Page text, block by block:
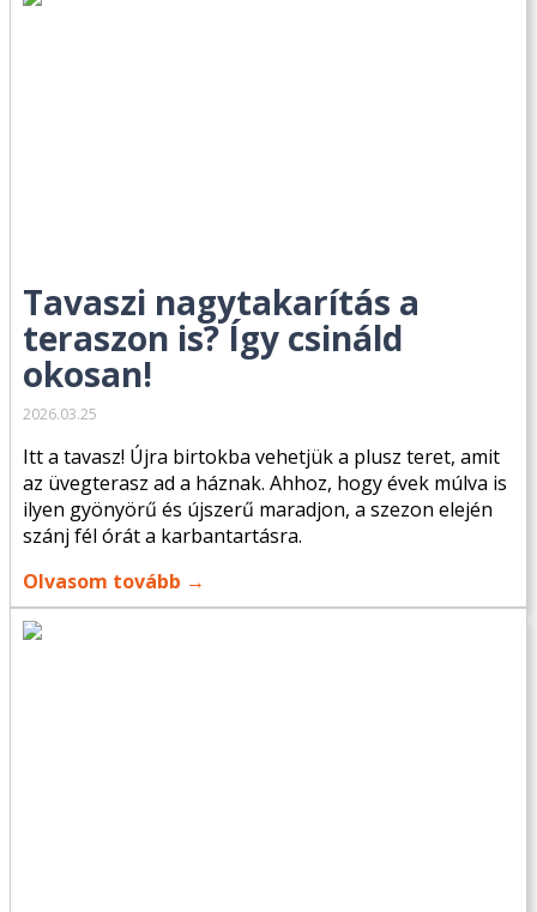
Tavaszi nagytakarítás a
teraszon is? Így csináld
okosan!
2026.03.25
Itt a tavasz! Újra birtokba vehetjük a plusz teret, amit
az üvegterasz ad a háznak. Ahhoz, hogy évek múlva is
ilyen gyönyörű és újszerű maradjon, a szezon elején
szánj fél órát a karbantartásra.
Olvasom tovább →